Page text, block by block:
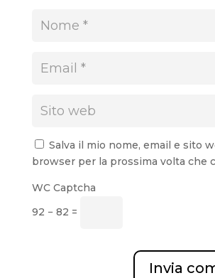
Salva il mio nome, email e sito
browser per la prossima volta che
WC Captcha
92 − 82 =
Invia